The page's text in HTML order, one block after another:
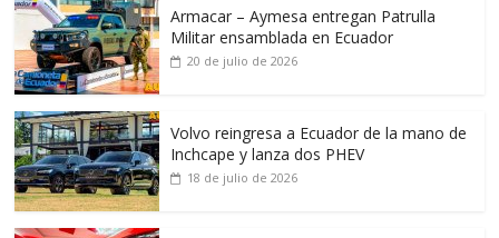
Armacar – Aymesa entregan Patrulla
Militar ensamblada en Ecuador
20 de julio de 2026
Volvo reingresa a Ecuador de la mano de
Inchcape y lanza dos PHEV
18 de julio de 2026